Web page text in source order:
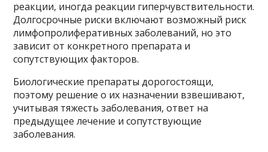
реакции, иногда реакции гиперчувствительности.
Долгосрочные риски включают возможный риск
лимфопролиферативных заболеваний, но это
зависит от конкретного препарата и
сопутствующих факторов.
Биологические препараты дорогостоящи,
поэтому решение о их назначении взвешивают,
учитывая тяжесть заболевания, ответ на
предыдущее лечение и сопутствующие
заболевания.